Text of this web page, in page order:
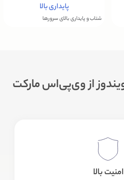
پایداری بالا
شتاب و پایداری بالای سرورها
امنیت بالا